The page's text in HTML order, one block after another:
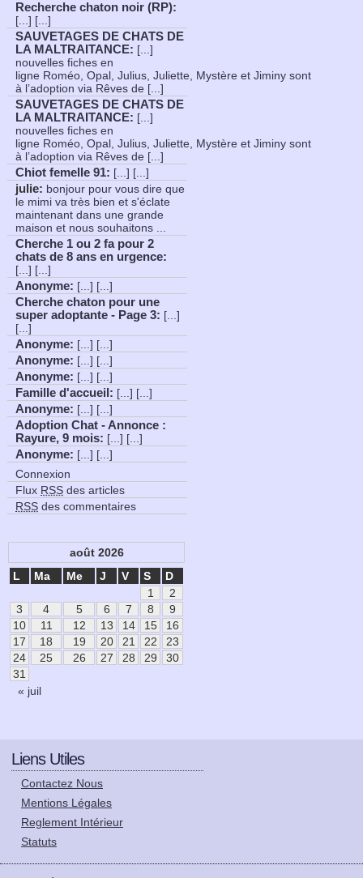
Recherche chaton noir (RP):
[...] [...]
SAUVETAGES DE CHATS DE
LA MALTRAITANCE: [...]
nouvelles fiches en
ligne Roméo, Opal, Julius, Juliette, Mystère et Jiminy sont
à l’adoption via Rêves de [...]
SAUVETAGES DE CHATS DE
LA MALTRAITANCE: [...]
nouvelles fiches en
ligne Roméo, Opal, Julius, Juliette, Mystère et Jiminy sont
à l’adoption via Rêves de [...]
Chiot femelle 91: [...] [...]
julie: bonjour pour vous dire que
le mimi va très bien et s'éclate
maintenant dans une grande
maison et nous souhaitons ...
Cherche 1 ou 2 fa pour 2
chats de 8 ans en urgence:
[...] [...]
Anonyme: [...] [...]
Cherche chaton pour une
super adoptante - Page 3: [...]
[...]
Anonyme: [...] [...]
Anonyme: [...] [...]
Anonyme: [...] [...]
Famille d'accueil : [...] [...]
Anonyme: [...] [...]
Adoption Chat - Annonce :
Rayure, 9 mois: [...] [...]
Anonyme: [...] [...]
Connexion
Flux RSS des articles
RSS des commentaires
août 2026
L
Ma Me J V S D
« juil
1
2
3
4 5 6 7 8
9
10
11 12 13 14 15
16
17
18 19 20 21 22
23
24
25 26 27 28 29
30
31
Liens Utiles
Contactez Nous
Mentions Légales
Reglement Intérieur
Statuts